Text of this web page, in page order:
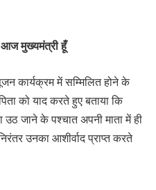
आज मुख्यमंत्री हूँ
कार्यक्रम में सम्मिलित होने के
को याद करते हुए बताया कि
जाने के पश्चात अपनी माता में ही
उनका आशीर्वाद प्राप्त करते